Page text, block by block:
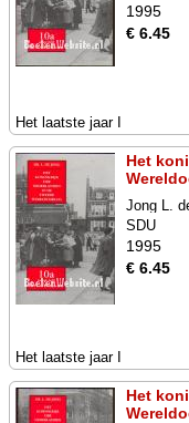
1995
€ 6.45
Het laatste jaar I
Het
Jong L.
SDU
1995
€ 6.45
Het laatste jaar I
Het